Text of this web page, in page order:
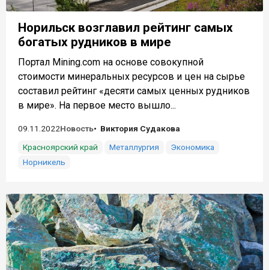
Норильск возглавил рейтинг самых
богатых рудников в мире
Портал Mining.com на основе совокупной
стоимости минеральных ресурсов и цен на сырье
составил рейтинг «десяти самых ценных рудников
в мире». На первое место вышло...
09.11.2022Новость
Виктория Судакова
Красноярский край
Металлургия
Экономика
Норникель